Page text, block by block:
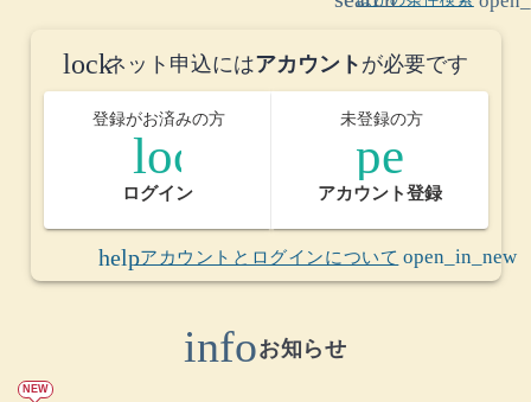
lockネット申込にはアカウント が必要です
登録がお済みの方
lock_open
ログイン
未登録の方
アカウント登録
helpアカウントとログインについて open_in_new
infoお知らせ
NEW